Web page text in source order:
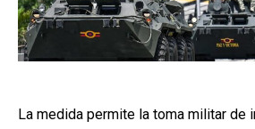
La medida permite la toma militar de